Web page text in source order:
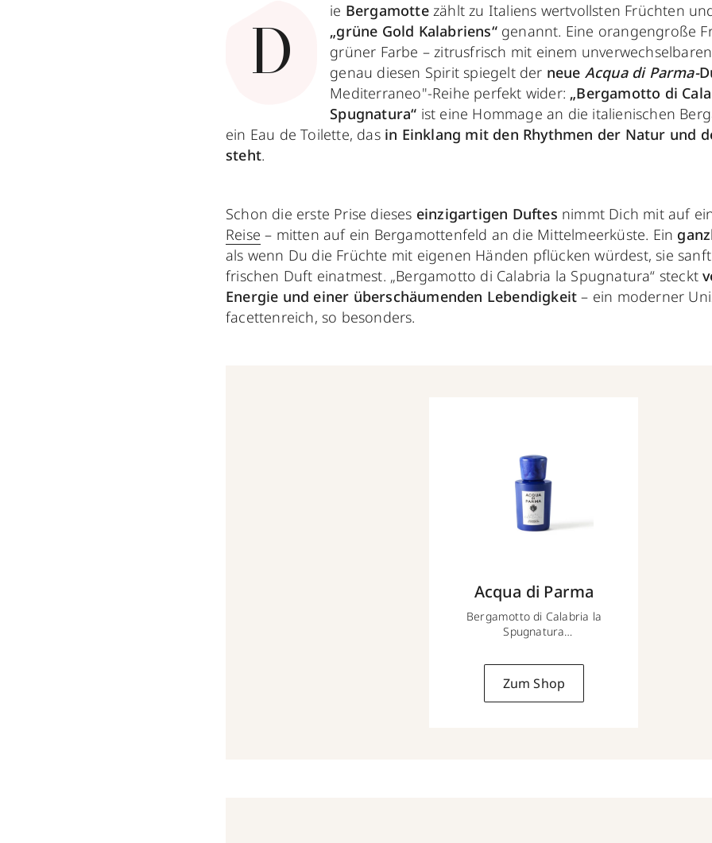
D
ie Bergamottezählt zu Italiens wertvollsten Früchten
„grüne Gold Kalabriens“genannt. Eine orangengroße
grüner Farbe – zitrusfrisch mit einem
genau diesen Spirit spiegelt der neue Acqua di Parma-
Mediterraneo"-Reihe perfekt wider: „Bergamotto di
Spugnatura“ ist eine Hommage an die italienischen
ein Eau de Toilette, das in Einklang mit den Rhythmen der Natur und
steht.
Schon die erste Prise dieses einzigartigen Duftes nimmt Dich mit auf
Reise – mitten auf ein Bergamottenfeld an die Mittelmeerküste. Ein
als wenn Du die Früchte mit eigenen Händen pflücken würdest, sie
frischen Duft einatmest. „Bergamotto di Calabria la Spugnatura“ steckt
Energie und einer überschäumenden Lebendigkeit – ein moderner
facettenreich, so besonders.
Acqua di Parma
Bergamotto di Calabria la
Spugnatura
Zum Shop